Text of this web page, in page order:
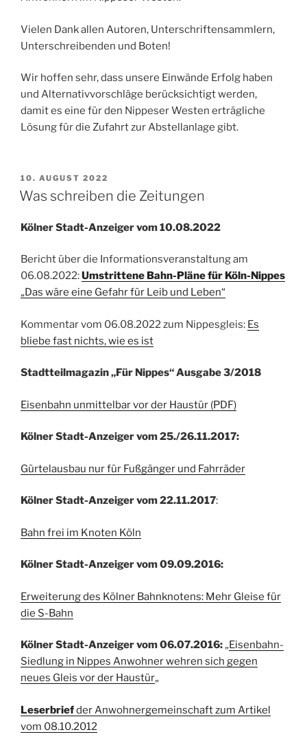
Vielen Dank allen Autoren, Unterschriftensammlern,
Unterschreibenden und Boten!
Wir hoffen sehr, dass unsere Einwände Erfolg haben
und Alternativvorschläge berücksichtigt werden,
damit es eine für den Nippeser Westen erträgliche
Lösung für die Zufahrt zur Abstellanlage gibt.
VERÖFFENTLICHT
AM
10. AUGUST 2022
Was schreiben die Zeitungen
Kölner Stadt-Anzeiger vom 10.08.2022
Bericht über die Informationsveranstaltung am
06.08.2022:Umstrittene Bahn-Pläne für Köln-Nippes
„Das wäre eine Gefahr für Leib und Leben“
Kommentar vom 06.08.2022 zum Nippesgleis: Es
bliebe fast nichts, wie es ist
Stadtteilmagazin „Für Nippes“ Ausgabe 3/2018
Eisenbahn unmittelbar vor der Haustür (PDF)
Kölner Stadt-Anzeiger vom 25./26.11.2017:
Gürtelausbau nur für Fußgänger und Fahrräder
Kölner Stadt-Anzeiger vom 22.11.2017:
Bahn frei im Knoten Köln
Kölner Stadt-Anzeiger vom 09.09.2016:
Erweiterung des Kölner Bahnknotens: Mehr Gleise für
die S-Bahn
Kölner Stadt-Anzeiger vom 06.07.2016:„Eisenbahn-
Siedlung in Nippes Anwohner wehren sich gegen
neues Gleis vor der Haustür„
Leserbriefder Anwohnergemeinschaft zum Artikel
vom 08.10.2012